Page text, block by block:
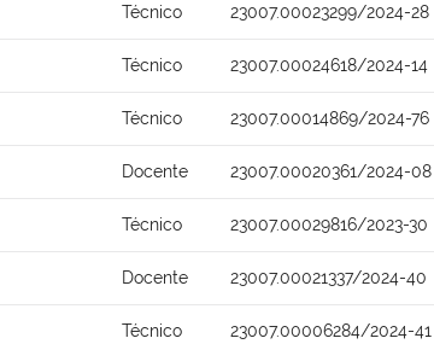
Técnico 23007.00023299/2024-28
Técnico 23007.00024618/2024-14
Técnico 23007.00014869/2024-76
Docente 23007.00020361/2024-08
Técnico 23007.00029816/2023-30
Docente 23007.00021337/2024-40
Técnico 23007.00006284/2024-41